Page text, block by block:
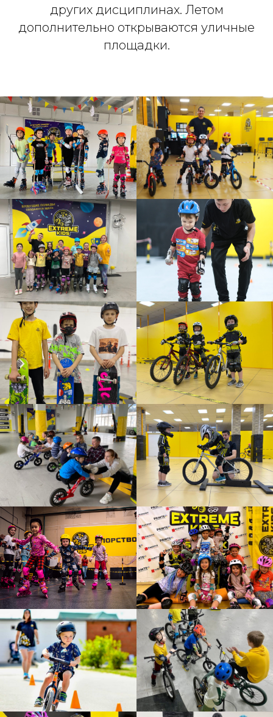
других дисциплинах. Летом
дополнительно открываются уличные
площадки.